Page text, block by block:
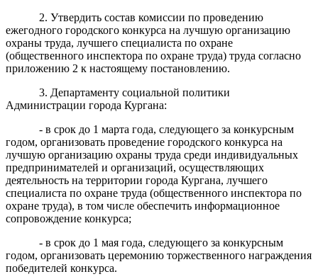
2. Утвердить состав комиссии по проведению
ежегодного городского конкурса на лучшую организацию
охраны труда, лучшего специалиста по охране
(общественного инспектора по охране труда) труда согласно
приложению 2 к настоящему постановлению.
3. Департаменту социальной политики
Администрации города Кургана:
- в срок до 1 марта года, следующего за конкурсным
годом, организовать проведение городского конкурса на
лучшую организацию охраны труда среди индивидуальных
предпринимателей и организаций, осуществляющих
деятельность на территории города Кургана, лучшего
специалиста по охране труда (общественного инспектора по
охране труда), в том числе обеспечить информационное
сопровождение конкурса;
- в срок до 1 мая года, следующего за конкурсным
годом, организовать церемонию торжественного награждения
победителей конкурса.